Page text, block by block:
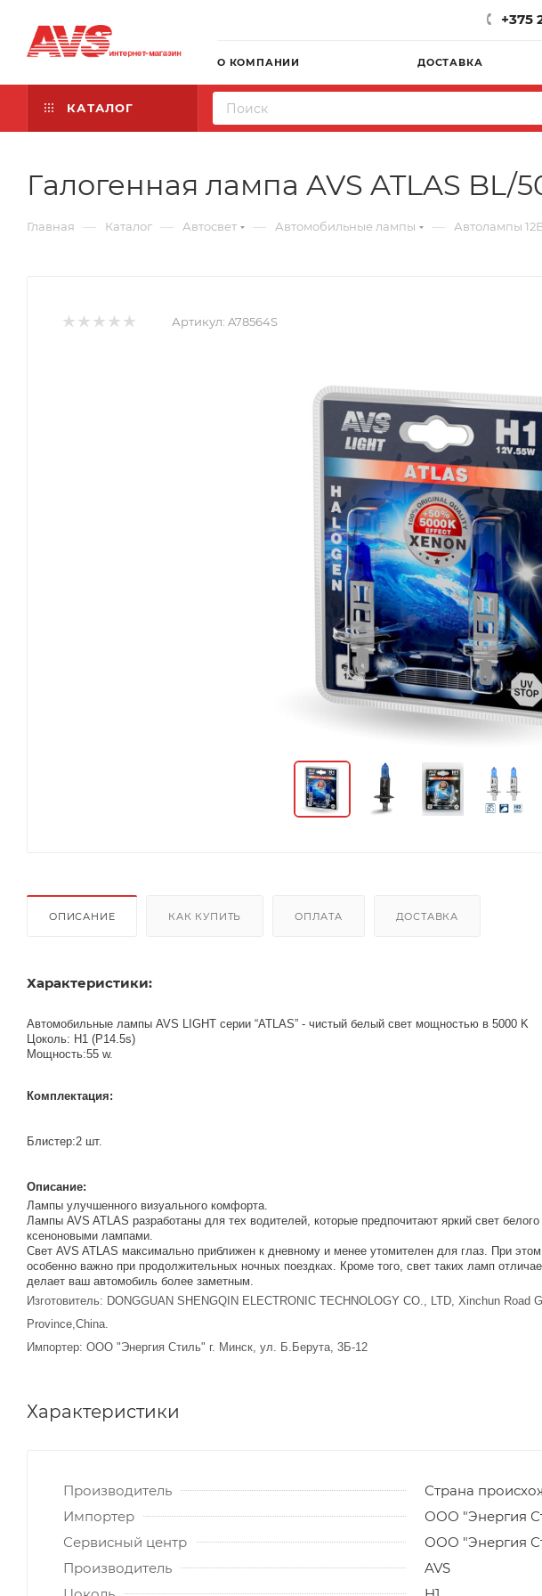
+375
О КОМПАНИИ ДОСТАВКА
КАТАЛОГ
Галогенная лампа AVS ATLAS BL/
Главная — Каталог — Автосвет — Автомобильные лампы — Автолампы
Артикул: A78564S
ОПИСАНИЕ КАК КУПИТЬ ОПЛАТА ДОСТАВКА
Характеристики:
Автомобильные лампы AVS LIGHT серии “ATLAS” - чистый белый свет мощностью в 5000 K
Цоколь: H1 (P14.5s)
Мощность:55 w.
Комплектация:
Блистер:2 шт.
Описание:
Лампы улучшенного визуального комфорта.
Лампы AVS ATLAS разработаны для тех водителей, которые предпочитают яркий свет
ксеноновыми лампами.
Cвет AVS ATLAS максимально приближен к дневному и менее утомителен для глаз. При
особенно важно при продолжительных ночных поездках. Кроме того, свет таких ламп
делает ваш автомобиль более заметным.
Изготовитель: DONGGUAN SHENGQIN ELECTRONIC TECHNOLOGY CO., LTD, Xinchun
Province,China.
Импортер: ООО "Энергия Стиль" г. Минск, ул. Б.Берута, 3Б-12
Характеристики
Производитель
Страна
Импортер
ООО "Энергия
Сервисный центр
ООО "Энергия
Производитель
AVS